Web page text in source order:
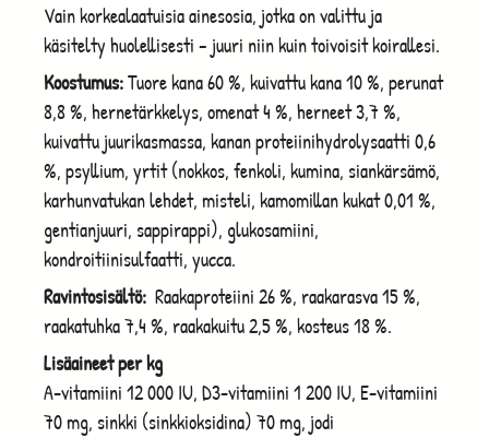
Vain korkealaatuisia ainesosia, jotka on valittu ja
käsitelty huolellisesti – juuri niin kuin toivoisit koirallesi.
Koostumus:Tuore kana 60 %, kuivattu kana 10 %, perunat
8,8 %, hernetärkkelys, omenat 4 %, herneet 3,7 %,
kuivattu juurikasmassa, kanan proteiinihydrolysaatti 0,6
%, psyllium, yrtit (nokkos, fenkoli, kumina, siankärsämö,
karhunvatukan lehdet, misteli, kamomillan kukat 0,01 %,
gentianjuuri, sappirappi), glukosamiini,
kondroitiinisulfaatti, yucca.
Ravintosisältö: Raakaproteiini 26 %, raakarasva 15 %,
raakatuhka 7,4 %, raakakuitu 2,5 %, kosteus 18 %.
Lisäaineet per kg
A-vitamiini 12 000 IU, D3-vitamiini 1 200 IU, E-vitamiini
70 mg, sinkki (sinkkioksidina) 70 mg, jodi